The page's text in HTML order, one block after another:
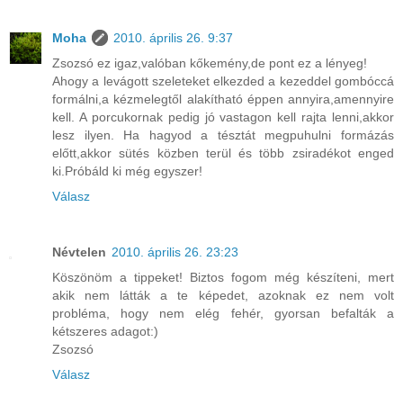
Moha
2010. április 26. 9:37
Zsozsó ez igaz,valóban kőkemény,de pont ez a lényeg!
Ahogy a levágott szeleteket elkezded a kezeddel gombóccá
formálni,a kézmelegtől alakítható éppen annyira,amennyire
kell. A porcukornak pedig jó vastagon kell rajta lenni,akkor
lesz ilyen. Ha hagyod a tésztát megpuhulni formázás
előtt,akkor sütés közben terül és több zsiradékot enged
ki.Próbáld ki még egyszer!
Válasz
Névtelen 2010. április 26. 23:23
Köszönöm a tippeket! Biztos fogom még készíteni, mert
akik nem látták a te képedet, azoknak ez nem volt
probléma, hogy nem elég fehér, gyorsan befalták a
kétszeres adagot:)
Zsozsó
Válasz